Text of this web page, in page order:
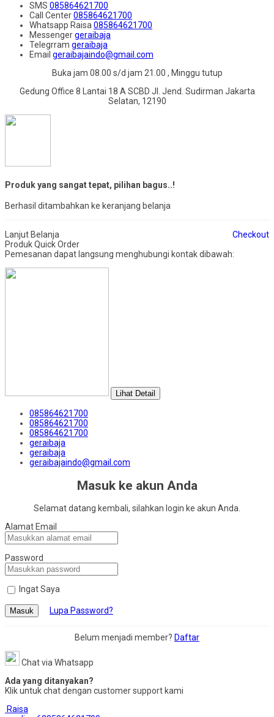
SMS 085864621700
Call Center085864621700
Whatsapp Raisa 085864621700
Messengergeraibaja
Telegrram geraibaja
Email geraibajaindo@gmail.com
Buka jam 08.00 s/d jam 21.00 , Minggu tutup
Gedung Office 8 Lantai 18 A SCBD Jl. Jend. Sudirman Jakarta
Selatan, 12190
Produk yang sangat tepat, pilihan bagus..!
Berhasil ditambahkan ke keranjang belanja
Lanjut Belanja
Checkout
Produk Quick Order
Pemesanan dapat langsung menghubungi kontak dibawah:
Lihat Detail
085864621700
085864621700
085864621700
geraibaja
geraibaja
geraibajaindo@gmail.com
Masuk ke akun Anda
Selamat datang kembali, silahkan login ke akun Anda.
Alamat Email
Password
Ingat Saya
Masuk Lupa Password?
Belum menjadi member? Daftar
Chat via Whatsapp
Ada yang ditanyakan?
Klik untuk chat dengan customer support kami
Raisa